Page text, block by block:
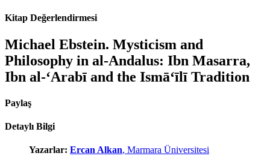
Kitap Değerlendirmesi
Michael Ebstein. Mysticism and
Philosophy in al-Andalus: Ibn Masarra,
Ibn al-‘Arabī and the Ismā‘īlī Tradition
Paylaş
Detaylı Bilgi
Yazarlar: Ercan Alkan, Marmara Üniversitesi